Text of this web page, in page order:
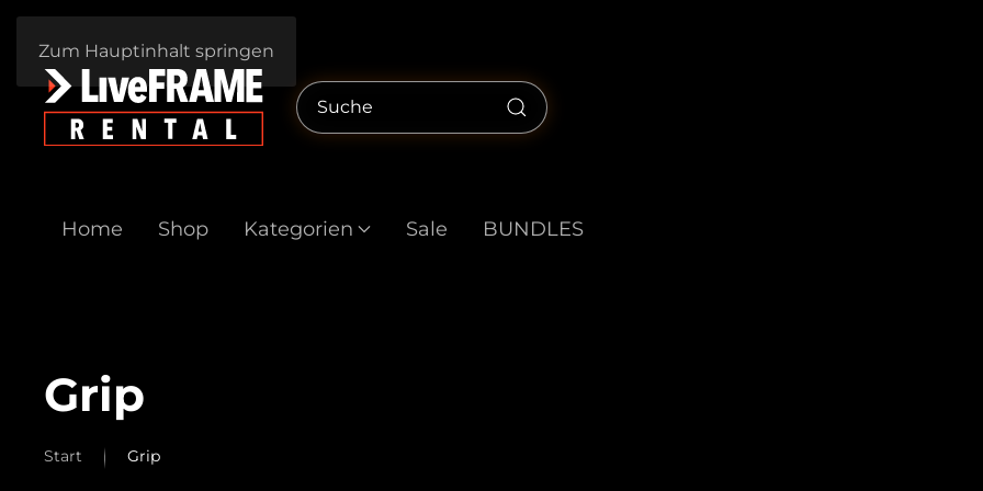
Zum Hauptinhalt springen
Home Shop Kategorien Sale BUNDLES
Grip
Start Grip